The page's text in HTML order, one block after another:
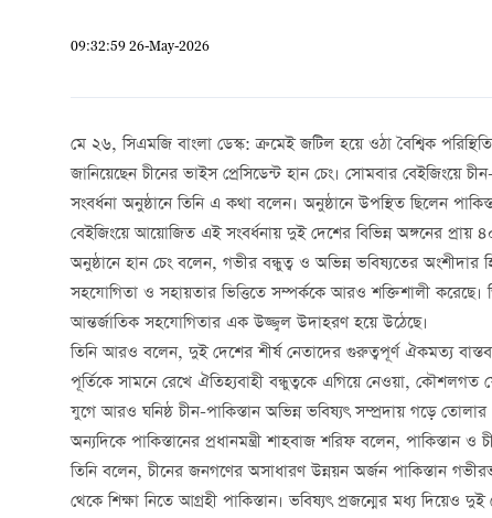
09:32:59 26-May-2026
মে ২৬, সিএমজি বাংলা ডেস্ক: ক্রমেই জটিল হয়ে ওঠা বৈশ্বিক
জানিয়েছেন চীনের ভাইস প্রেসিডেন্টহান চেং। সোমবার বেইজিংয়ে
সংবর্ধনা অনুষ্ঠানে তিনি এ কথা বলেন। অনুষ্ঠানে উপস্থিত ছিলেন
বেইজিংয়ে আয়োজিত এই সংবর্ধনায় দুই দেশের বিভিন্ন অঙ্গনের প্রায়
অনুষ্ঠানে হান চেং বলেন, গভীর বন্ধুত্ব ও অভিন্ন ভবিষ্যতের
সহযোগিতা ও সহায়তার ভিত্তিতে সম্পর্ককে আরও শক্তিশালী করেছে।
আন্তর্জাতিক সহযোগিতার এক উজ্জ্বল উদাহরণ হয়ে উঠেছে।
তিনি আরও বলেন, দুই দেশের শীর্ষ নেতাদের গুরুত্বপূর্ণ ঐকমত্য
পূর্তিকে সামনে রেখে ঐতিহ্যবাহী বন্ধুত্বকে এগিয়ে নেওয়া,
যুগে আরও ঘনিষ্ঠ চীন-পাকিস্তান অভিন্ন ভবিষ্যৎ সম্প্রদায় গড়ে
অন্যদিকে পাকিস্তানের প্রধানমন্ত্রী শাহবাজ শরিফ বলেন,
তিনি বলেন, চীনের জনগণের অসাধারণ উন্নয়ন অর্জন পাকিস্তান
থেকে শিক্ষা নিতে আগ্রহী পাকিস্তান। ভবিষ্যৎ প্রজন্মের মধ্য